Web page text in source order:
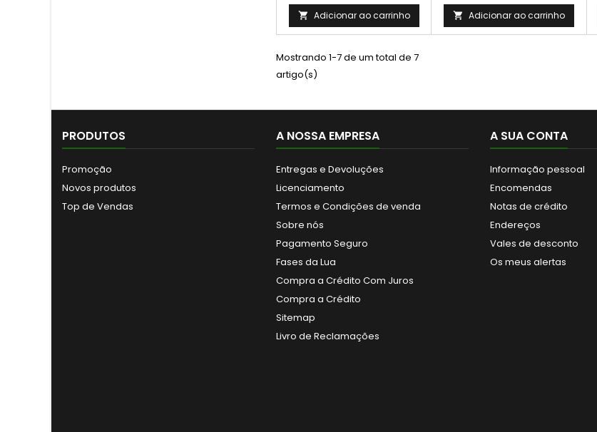
 Adicionar ao carrinho  Adicionar ao carrinho
Mostrando 1-7 de um total de 7
artigo(s)
PRODUTOS
Promoção
Novos produtos
Top de Vendas
A NOSSA EMPRESA
Entregas e Devoluções
Licenciamento
Termos e Condições de venda
Sobre nós
Pagamento Seguro
Fases da Lua
Compra a Crédito Com Juros
Compra a Crédito
Sitemap
Livro de Reclamações
A SUA CONTA
Informação pessoal
Encomendas
Notas de crédito
Endereços
Vales de desconto
Os meus alertas